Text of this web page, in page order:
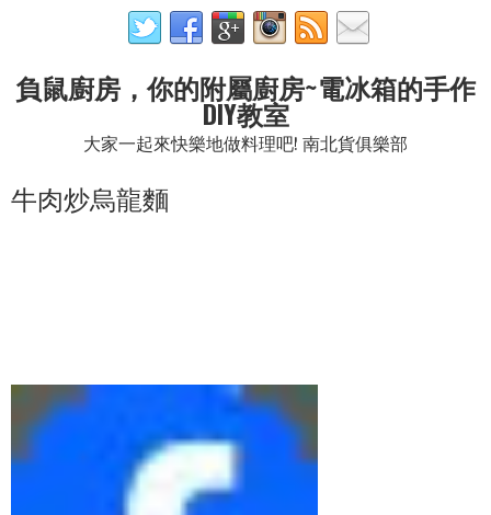
負鼠廚房，你的附屬廚房~電冰箱的手作
DIY教室
大家一起來快樂地做料理吧! 南北貨俱樂部
牛肉炒烏龍麵